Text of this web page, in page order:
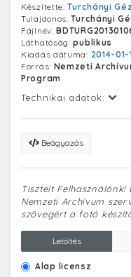
Készítette:Turchányi
Tulajdonos:Turchányi
Fájlnév:
Láthatóság:publikus
Kiadás dátuma: 2014-01-
Forrás: Nemzeti
Program
Technikai adatok:
Beágyazás
Tisztelt
Nemzeti Archívum
szövegért a fotó
Letöltés
Alap licensz